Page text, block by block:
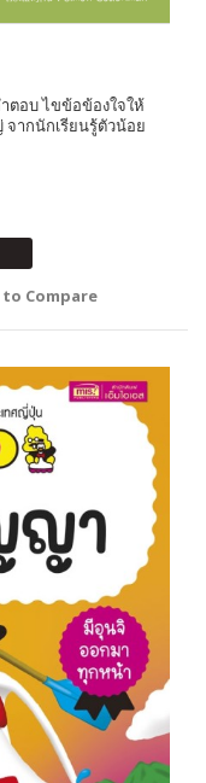
ตอบ ไขข้อข้องใจให้
จากนักเรียนรู้ตัวน้อย
Compare